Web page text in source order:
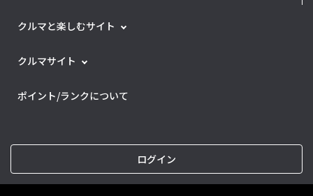
クルマと楽しむサイト
クルマサイト
ポイント/ランクについて
ログイン